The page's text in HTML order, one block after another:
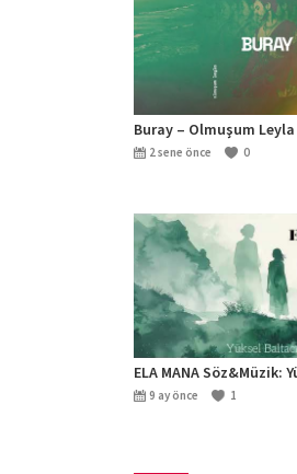
Buray – Olmuşum Leyla
2 sene önce 0
ELA MANA Söz&Müzik:
9 ay önce 1